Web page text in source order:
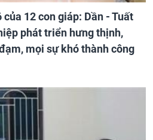
12 con giáp: Dần - Tuất
phát triển hưng thịnh,
mọi sự khó thành công